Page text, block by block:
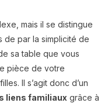
mais il se distingue
de par la simplicité de
sa table que vous
pièce de votre
Il s’agit donc d’un
liens familiaux grâce à